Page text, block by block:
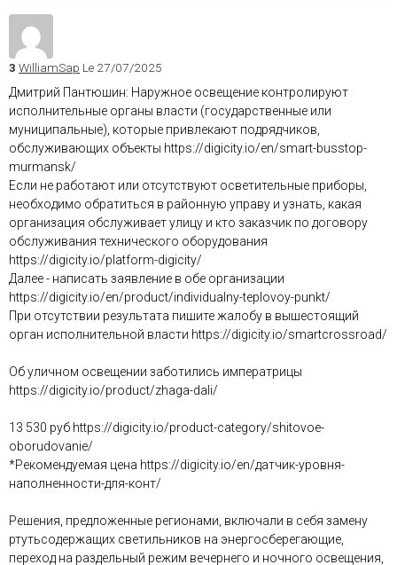
3 WilliamSap Le 27/07/2025
Дмитрий Пантюшин: Наружное освещение контролируют
исполнительные органы власти (государственные или
муниципальные), которые привлекают подрядчиков,
обслуживающих объекты https://digicity.io/en/smart-busstop-
murmansk/
Если не работают или отсутствуют осветительные приборы,
необходимо обратиться в районную управу и узнать, какая
организация обслуживает улицу и кто заказчик по договору
обслуживания технического оборудования
https://digicity.io/platform-digicity/
Далее - написать заявление в обе организации
https://digicity.io/en/product/individualny-teplovoy-punkt/
При отсутствии результата пишите жалобу в вышестоящий
орган исполнительной власти https://digicity.io/smartcrossroad/
Об уличном освещении заботились императрицы
https://digicity.io/product/zhaga-dali/
13 530 руб https://digicity.io/product-category/shitovoe-
oborudovanie/
*Рекомендуемая цена https://digicity.io/en/датчик-уровня-
наполненности-для-конт/
Решения, предложенные регионами, включали в себя замену
ртутьсодержащих светильников на энергосберегающие,
переход на раздельный режим вечернего и ночного освещения,